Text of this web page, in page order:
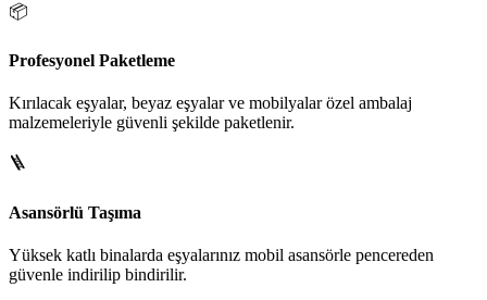
📦
Profesyonel Paketleme
Kırılacak eşyalar, beyaz eşyalar ve mobilyalar özel ambalaj
malzemeleriyle güvenli şekilde paketlenir.
🪜
Asansörlü Taşıma
Yüksek katlı binalarda eşyalarınız mobil asansörle pencereden
güvenle indirilip bindirilir.